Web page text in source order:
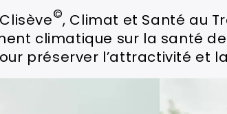
©, Climat et Santé au
climatique sur la santé
préserver l’attractivité et